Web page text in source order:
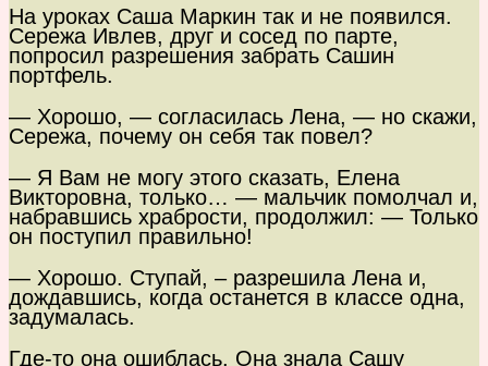
На уроках Саша Маркин так и не появился.
Сережа Ивлев, друг и сосед по парте,
попросил разрешения забрать Сашин
портфель.
— Хорошо, — согласилась Лена, — но скажи,
Сережа, почему он себя так повел?
— Я Вам не могу этого сказать, Елена
Викторовна, только… — мальчик помолчал и,
набравшись храбрости, продолжил: — Только
он поступил правильно!
— Хорошо. Ступай, – разрешила Лена и,
дождавшись, когда останется в классе одна,
задумалась.
Где-то она ошиблась. Она знала Сашу